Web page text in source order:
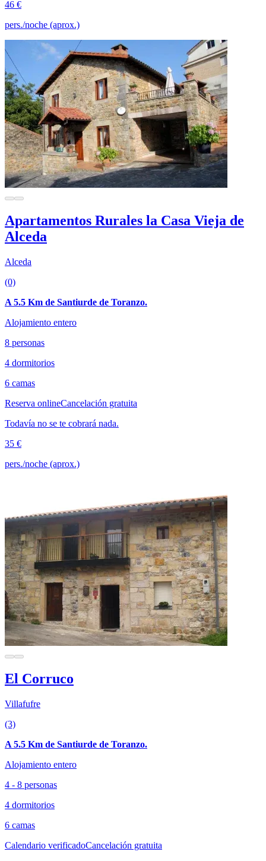
46 €
pers./noche (aprox.)
Apartamentos Rurales la Casa Vieja de
Alceda
Alceda
(0)
A 5.5 Km de Santiurde de Toranzo.
Alojamiento entero
8 personas
4 dormitorios
6 camas
Reserva onlineCancelación gratuita
Todavía no se te cobrará nada.
35 €
pers./noche (aprox.)
El Corruco
Villafufre
(3)
A 5.5 Km de Santiurde de Toranzo.
Alojamiento entero
4 - 8 personas
4 dormitorios
6 camas
Calendario verificadoCancelación gratuita